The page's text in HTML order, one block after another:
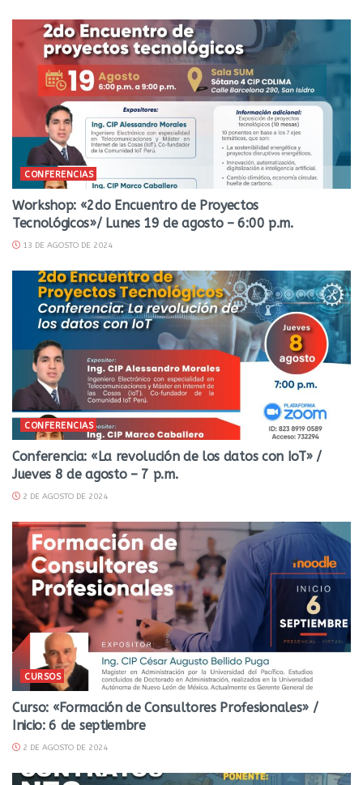
CONFERENCIAS
Workshop: «2do Encuentro de Proyectos
Tecnológicos»/ Lunes 19 de agosto – 6:00 p.m.
13 DE AGOSTO DE 2024
CONFERENCIAS
Conferencia: «La revolución de los datos con IoT» /
Jueves 8 de agosto – 7 p.m.
2 DE AGOSTO DE 2024
CURSOS
Curso: «Formación de Consultores Profesionales» /
Inicio: 6 de septiembre
2 DE AGOSTO DE 2024